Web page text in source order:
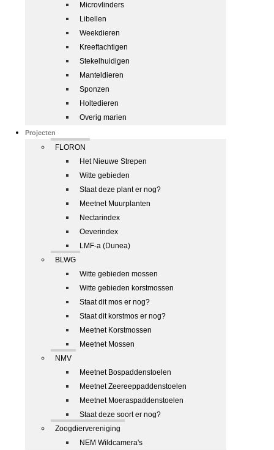
Microvlinders
Libellen
Weekdieren
Kreeftachtigen
Stekelhuidigen
Manteldieren
Sponzen
Holtedieren
Overig marien
Projecten
FLORON
Het Nieuwe Strepen
Witte gebieden
Staat deze plant er nog?
Meetnet Muurplanten
Nectarindex
Oeverindex
LMF-a (Dunea)
BLWG
Witte gebieden mossen
Witte gebieden korstmossen
Staat dit mos er nog?
Staat dit korstmos er nog?
Meetnet Korstmossen
Meetnet Mossen
NMV
Meetnet Bospaddenstoelen
Meetnet Zeereeppaddenstoelen
Meetnet Moeraspaddenstoelen
Staat deze soort er nog?
Zoogdiervereniging
NEM Wildcamera's